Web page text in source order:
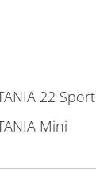
22 Sport
Mini